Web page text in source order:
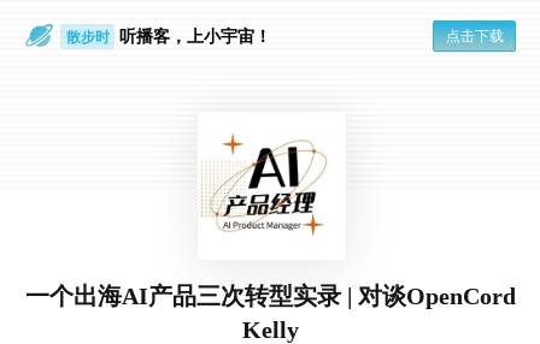
散步时 听播客，上小宇宙！ 点击下载
一个出海AI产品三次转型实录 | 对谈OpenCord
Kelly